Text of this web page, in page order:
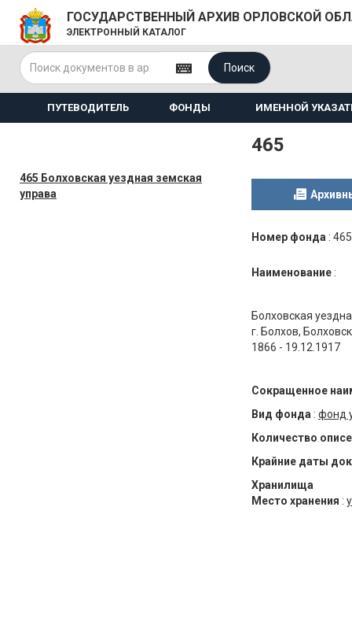
ГОСУДАРСТВЕННЫЙ АРХИВ ОРЛОВСКОЙ
ЭЛЕКТРОННЫЙ КАТАЛОГ
Поиск
ПУТЕВОДИТЕЛЬ ФОНДЫ ИМЕННОЙ
465 Болховская уездная земская
управа
465
Номер фонда : 465
Наименование :
Болховская
г. Болхов,
1866 - 19.12.1917
Сокращенное
Вид фонда : фонд
Количество
Крайние даты
Хранилища
Место хранения :